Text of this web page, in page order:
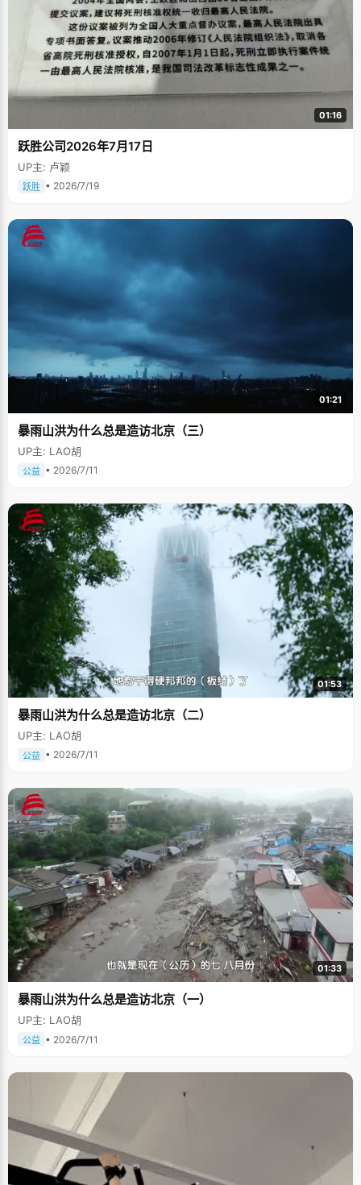
01:16
跃胜公司2026年7月17日
UP主: 卢颖
跃胜 • 2026/7/19
01:21
暴雨山洪为什么总是造访北京（三）
UP主: LAO胡
公益 • 2026/7/11
01:53
暴雨山洪为什么总是造访北京（二）
UP主: LAO胡
公益 • 2026/7/11
01:33
暴雨山洪为什么总是造访北京（一）
UP主: LAO胡
公益 • 2026/7/11